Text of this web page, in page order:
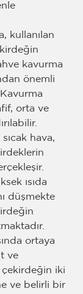
kullanılan
kavurma
önemli
orta ve
hava,
ısıda
düşmekte
ortaya
ve
çekirdeğin iki
ve belirli bir